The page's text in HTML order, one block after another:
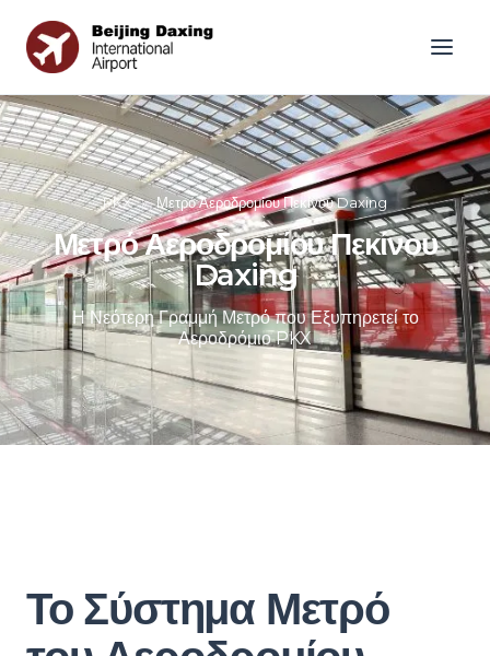
PKX » Μετρό Αεροδρομίου Πεκίνου Daxing
Μετρό Αεροδρομίου Πεκίνου
Daxing
Η Νεότερη Γραμμή Μετρό που Εξυπηρετεί το
Αεροδρόμιο PKX
Το Σύστημα Μετρό